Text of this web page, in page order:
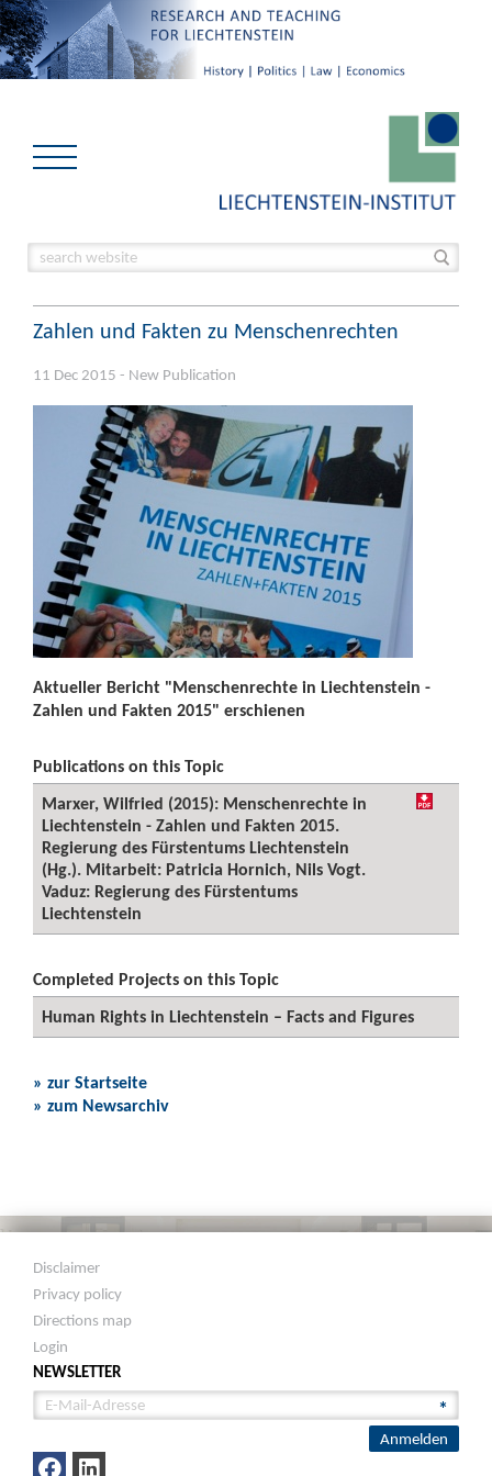
Zahlen und Fakten zu Menschenrechten
11 Dec 2015 - New Publication
Aktueller Bericht "Menschenrechte in Liechtenstein -
Zahlen und Fakten 2015" erschienen
Publications on this Topic
Marxer, Wilfried (2015): Menschenrechte in
Liechtenstein - Zahlen und Fakten 2015.
Regierung des Fürstentums Liechtenstein
(Hg.). Mitarbeit: Patricia Hornich, Nils Vogt.
Vaduz: Regierung des Fürstentums
Liechtenstein
Completed Projects on this Topic
Human Rights in Liechtenstein – Facts and Figures
» zur Startseite
» zum Newsarchiv
Disclaimer
Privacy policy
Directions map
Login
NEWSLETTER